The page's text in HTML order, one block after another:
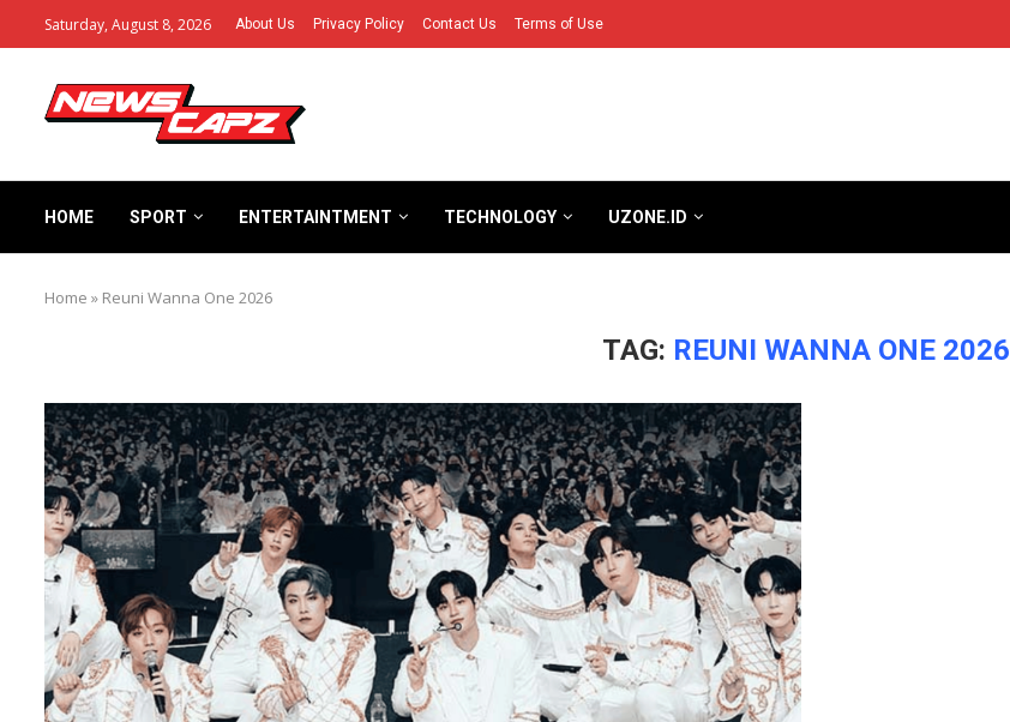
Saturday, August 8, 2026 About Us Privacy Policy Contact Us Terms of Use
HOME SPORT ENTERTAINTMENT TECHNOLOGY UZONE.ID
Home » Reuni Wanna One 2026
TAG: REUNI WANNA ONE 2026